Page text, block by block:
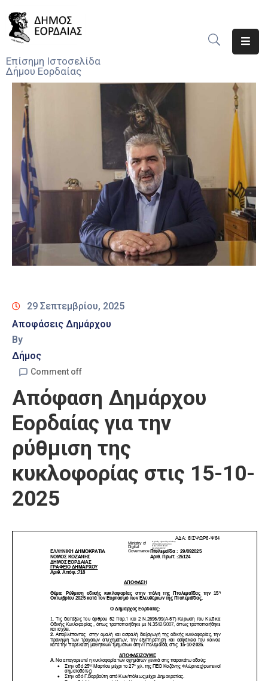
Επίσημη Ιστοσελίδα
Δήμου Εορδαίας
Ο
Δήμος
Νέα
Υπηρεσίες
Του
Δήμου
Προσκλήσεις
Αποφάσεις
Τηλέφωνα
29 Σεπτεμβρίου, 2025
Αποφάσεις Δημάρχου
By
Δήμος
Comment off
Απόφαση Δημάρχου
Εορδαίας για την
ρύθμιση της
κυκλοφορίας στις 15-10-
2025